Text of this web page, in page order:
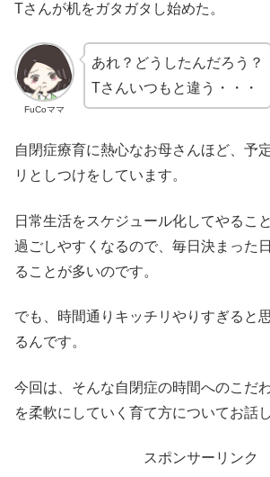
Tさんが机をガタガタし始めた。
FuCoママ
あれ？どうしたんだろう？
Tさんいつもと違う・・・
自閉症療育に熱心なお母さんほど、予
リとしつけをしています。
日常生活をスケジュール化してやるこ
過ごしやすくなるので、毎日決まった
ることが多いのです。
でも、時間通りキッチリやりすぎると
るんです。
今回は、そんな自閉症の時間へのこだ
を柔軟にしていく育て方についてお話
スポンサーリンク